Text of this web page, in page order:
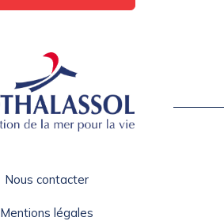
Nous contacter
Mentions légales